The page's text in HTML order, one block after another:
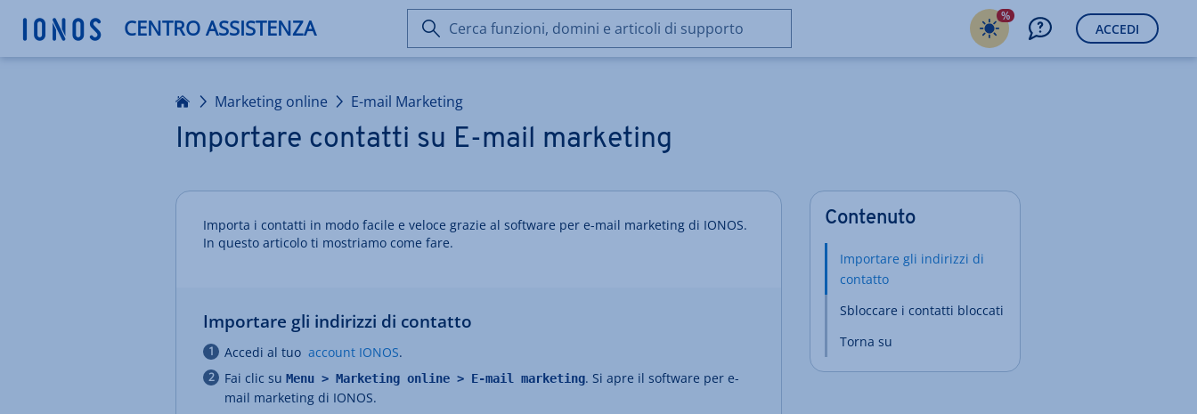
CENTRO ASSISTENZA
Cerca
funzioni,
supporto
%
ACCEDI
Homepage Marketing online E-mail Marketing
Importare contatti su E-mail marketing
Importa i contatti in modo facile e veloce grazie al software per e-mail marketing di IONOS.
In questo articolo ti mostriamo come fare.
Importare gli indirizzi di contatto
Accedi al tuo account IONOS.
Fai clic su Menu > Marketing online > E-mail marketing. Si apre il software per e-
mail marketing di IONOS.
Contenuto
Importare gli indirizzi di
contatto
Sbloccare i contatti bloccati
Torna su